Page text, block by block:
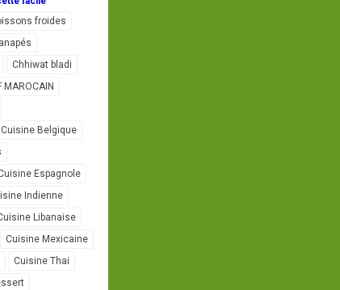
froides
Chhiwat bladi
Cuisine Belgique
Espagnole
Indienne
Libanaise
Cuisine Mexicaine
Cuisine Thai